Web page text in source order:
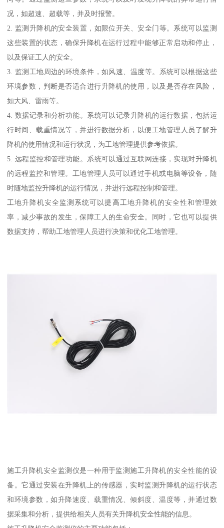
况，如超速、超载等，并及时报警。
2. 监测升降机的安全装置，如限位开关、安全门等。系统可以监测
这些装置的状态，确保升降机在运行过程中能够正常启动和停止，
以及保证工人的安全。
3. 监测工地周边的环境条件，如风速、温度等。系统可以根据这些
环境参数，判断是否适合进行升降机的使用，以及是否存在风险，
如大风、雷雨等。
4. 数据记录和分析功能。系统可以记录升降机的运行数据，包括运
行时间、载重情况等，并进行数据分析，以便工地管理人员了解升
降机的使用情况和运行状况，为工地管理提供参考依据。
5. 远程监控和管理功能。系统可以通过互联网连接，实现对升降机
的远程监控和管理。工地管理人员可以通过手机或电脑等设备，随
时随地监控升降机的运行情况，并进行远程控制和管理。
工地升降机安全监测系统可以提高工地升降机的安全性和管理效
率，减少事故的发生，保障工人的生命安全。同时，它也可以提供
数据支持，帮助工地管理人员进行决策和优化工地管理。
施工升降机安全监测仪是一种用于监测施工升降机的安全性能的设
备。它通过安装在升降机上的传感器，实时监测升降机的运行状态
和环境参数，如升降速度、载重情况、倾斜度、温度等，并通过数
据采集和分析，提供给相关人员有关升降机安全性能的信息。